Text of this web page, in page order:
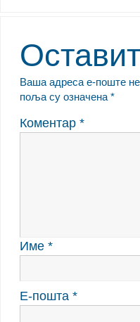
Ваша адреса е-поште
поља су означена *
Коментар *
Име *
Е-пошта *